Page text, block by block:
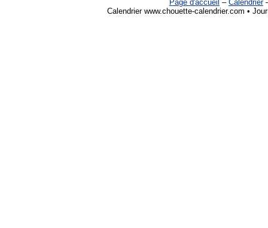
Page d'accueil – Calendrier
Calendrier www.chouette-calendrier.com •